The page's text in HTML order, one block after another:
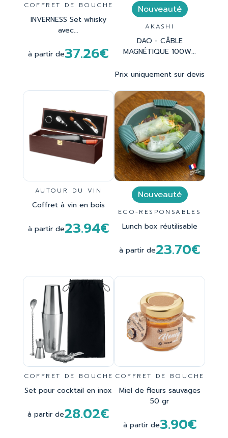
COFFRET DE BOUCHE
INVERNESS Set whisky
avec...
à partir de37.26€
Nouveauté
AKASHI
DAO - CÂBLE
MAGNÉTIQUE 100W...
Prix uniquement sur devis
AUTOUR DU VIN
Coffret à vin en bois
à partir de23.94€
Nouveauté
ECO-RESPONSABLES
Lunch box réutilisable
à partir de23.70€
COFFRET DE BOUCHE
Set pour cocktail en inox
à partir de28.02€
COFFRET DE BOUCHE
Miel de fleurs sauvages
50 gr
à partir de3.90€